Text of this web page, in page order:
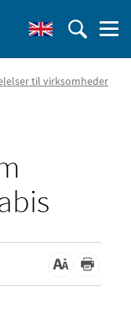
til virksomheder